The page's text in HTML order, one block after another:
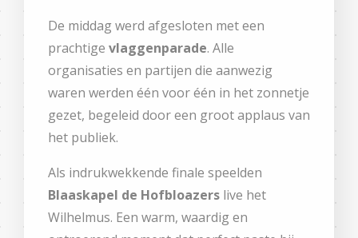
De middag werd afgesloten met een
prachtige vlaggenparade. Alle
organisaties en partijen die aanwezig
waren werden één voor één in het zonnetje
gezet, begeleid door een groot applaus van
het publiek.
Als indrukwekkende finale speelden
Blaaskapel de Hofbloazers live het
Wilhelmus. Een warm, waardig en